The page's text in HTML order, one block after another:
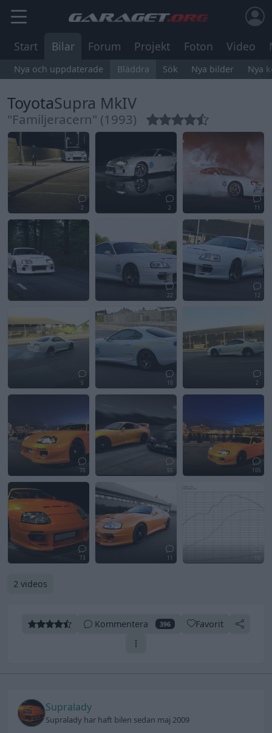
Start Bilar Forum Projekt Foton Video
Nya och uppdaterade Bläddra Sök Nya bilder Nya
ToyotaSupra MkIV
"Familjeracern" (1993)
2 2 11
22 12
5 10 2
70 55 105
73 11
2 videos
Kommentera 396 Favorit
Supralady
Supralady har haft bilen sedan maj 2009